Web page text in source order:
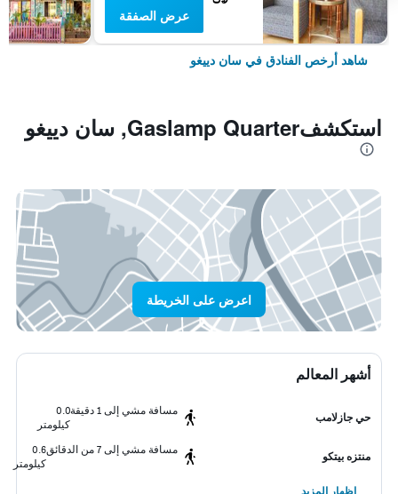
عرض الصفقة
شاهد أرخص الفنادق في سان دييغو
استكشفGaslamp Quarter, سان دييغو
اعرض على الخريطة
أشهر المعالم
حي جازلامب
مسافة مشي إلى 1 دقيقة
0.0
كيلومتر
منتزه بيتكو
مسافة مشي إلى 7 من الدقائق
0.6
كيلومتر
إظهار المزيد